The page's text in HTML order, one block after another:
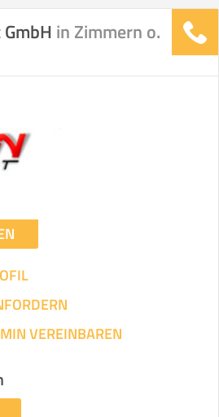
in Zimmern o.
VEREINBAREN